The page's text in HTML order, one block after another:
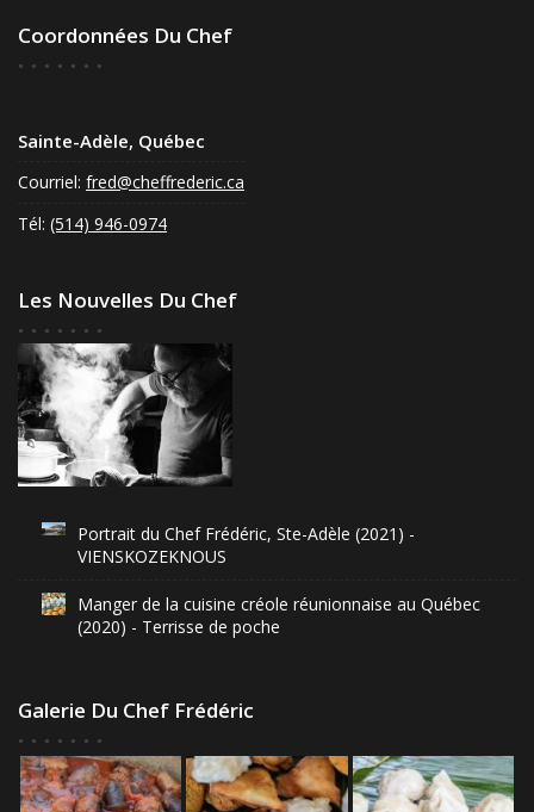
Coordonnées Du Chef
Sainte-Adèle, Québec
Courriel: fred@cheffrederic.ca
Tél: (514) 946-0974
Les Nouvelles Du Chef
Portrait du Chef Frédéric, Ste-Adèle (2021) -
VIENSKOZEKNOUS
Manger de la cuisine créole réunionnaise au Québec
(2020) - Terrisse de poche
Galerie Du Chef Frédéric